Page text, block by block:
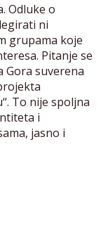
Odluke o
ni
grupama koje
Pitanje se
Gora suverena
To nije spoljna
i
jasno i